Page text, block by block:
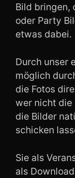
Bild bringen,
oder Party
etwas dabei.
Durch unser
möglich
die Fotos
wer nicht die
die Bilder
schicken
Sie als
als